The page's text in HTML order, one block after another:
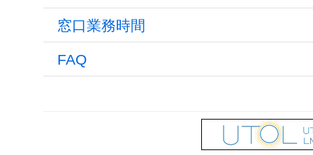
窓口業務時間
FAQ